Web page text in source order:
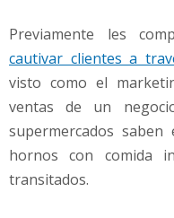
Previamente les
cautivar clientes a
visto como el
ventas de un
supermercados
hornos con comida
transitados.